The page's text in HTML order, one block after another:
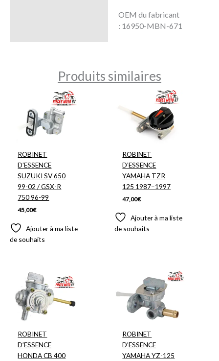
OEM du fabricant
: 16950-MBN-671
Produits similaires
ROBINET
D’ESSENCE
SUZUKI SV 650
99-02 / GSX-R
750 96-99
45,00€
Ajouter à ma liste
de souhaits
ROBINET
D’ESSENCE
YAMAHA TZR
125 1987–1997
47,00€
Ajouter à ma liste
de souhaits
ROBINET
D’ESSENCE
HONDA CB 400
ROBINET
D’ESSENCE
YAMAHA YZ-125